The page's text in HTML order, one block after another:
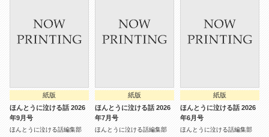
紙版
ほんとうに泣ける話 2026
年9月号
ほんとうに泣ける話編集部
紙版
ほんとうに泣ける話 2026
年7月号
ほんとうに泣ける話編集部
紙版
ほんとうに泣ける話 2026
年6月号
ほんとうに泣ける話編集部